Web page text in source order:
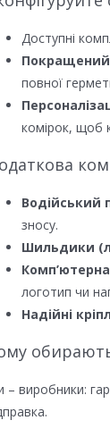
Доступні
Покращений
повної
комірок, щоб
Водійський
зносу.
Шильдики
логотип чи
Надійні
– виробники: